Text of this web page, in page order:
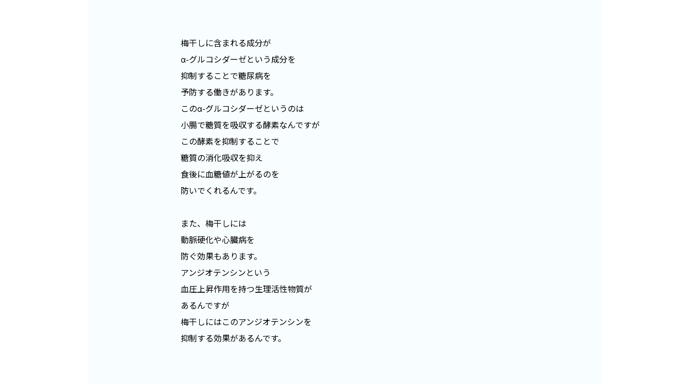
梅干しに含まれる成分が
α-グルコシダーゼという成分を
抑制することで糖尿病を
予防する働きがあります。
このα-グルコシダーゼというのは
小腸で糖質を吸収する酵素なんですが
この酵素を抑制することで
糖質の消化吸収を抑え
食後に血糖値が上がるのを
防いでくれるんです。
また、梅干しには
動脈硬化や心臓病を
防ぐ効果もあります。
アンジオテンシンという
血圧上昇作用を持つ生理活性物質が
あるんですが
梅干しにはこのアンジオテンシンを
抑制する効果があるんです。